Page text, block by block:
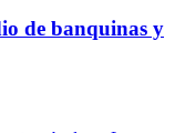
de banquinas y